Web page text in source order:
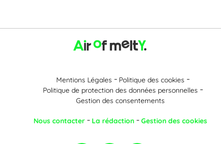
Mentions Légales
Politique des cookies
Politique de protection des données personnelles
Gestion des consentements
Nous contacter La rédaction Gestion des cookies